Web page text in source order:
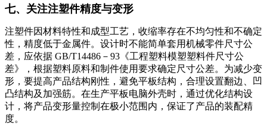
七、关注注塑件精度与变形
注塑件因材料特性和成型工艺，收缩率存在不均匀性和不确定
性，精度低于金属件。设计时不能简单套用机械零件尺寸公
差，应依据 GB/T14486－93《工程塑料模塑塑料件尺寸公
差》，根据塑料原料和制件使用要求确定尺寸公差。为减少变
形，要提高产品结构刚性，避免平板结构，合理设置翻边、凹
凸结构及加强筋。在生产平板电脑外壳时，通过优化结构设
计，将产品变形量控制在极小范围内，保证了产品的装配精
度。